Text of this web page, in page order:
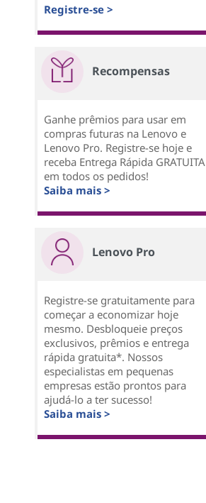
Registre-se >
Recompensas
Ganhe prêmios para usar em
compras futuras na Lenovo e
Lenovo Pro. Registre-se hoje e
receba Entrega Rápida GRATUITA
em todos os pedidos!
Saiba mais >
Lenovo Pro
Registre-se gratuitamente para
começar a economizar hoje
mesmo. Desbloqueie preços
exclusivos, prêmios e entrega
rápida gratuita*. Nossos
especialistas em pequenas
empresas estão prontos para
ajudá-lo a ter sucesso!
Saiba mais >